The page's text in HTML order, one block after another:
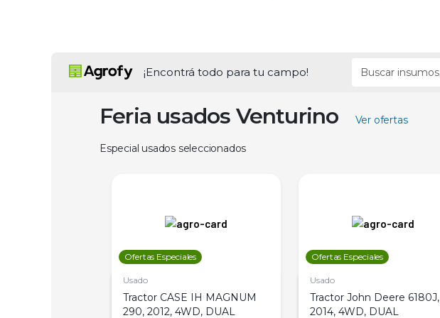
¡Encontrá todo para tu campo!
Feria usados Venturino Ver ofertas
Especial usados seleccionados
Ofertas Especiales
Usado
Tractor CASE IH MAGNUM
290, 2012, 4WD, DUAL
Ofertas Especiales
Usado
Tractor John Deere 6180J,
2014, 4WD, DUAL